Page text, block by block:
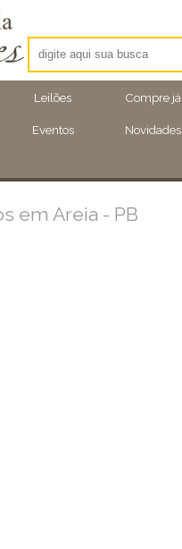
Leilões Compre já
Eventos Novidades
em Areia - PB